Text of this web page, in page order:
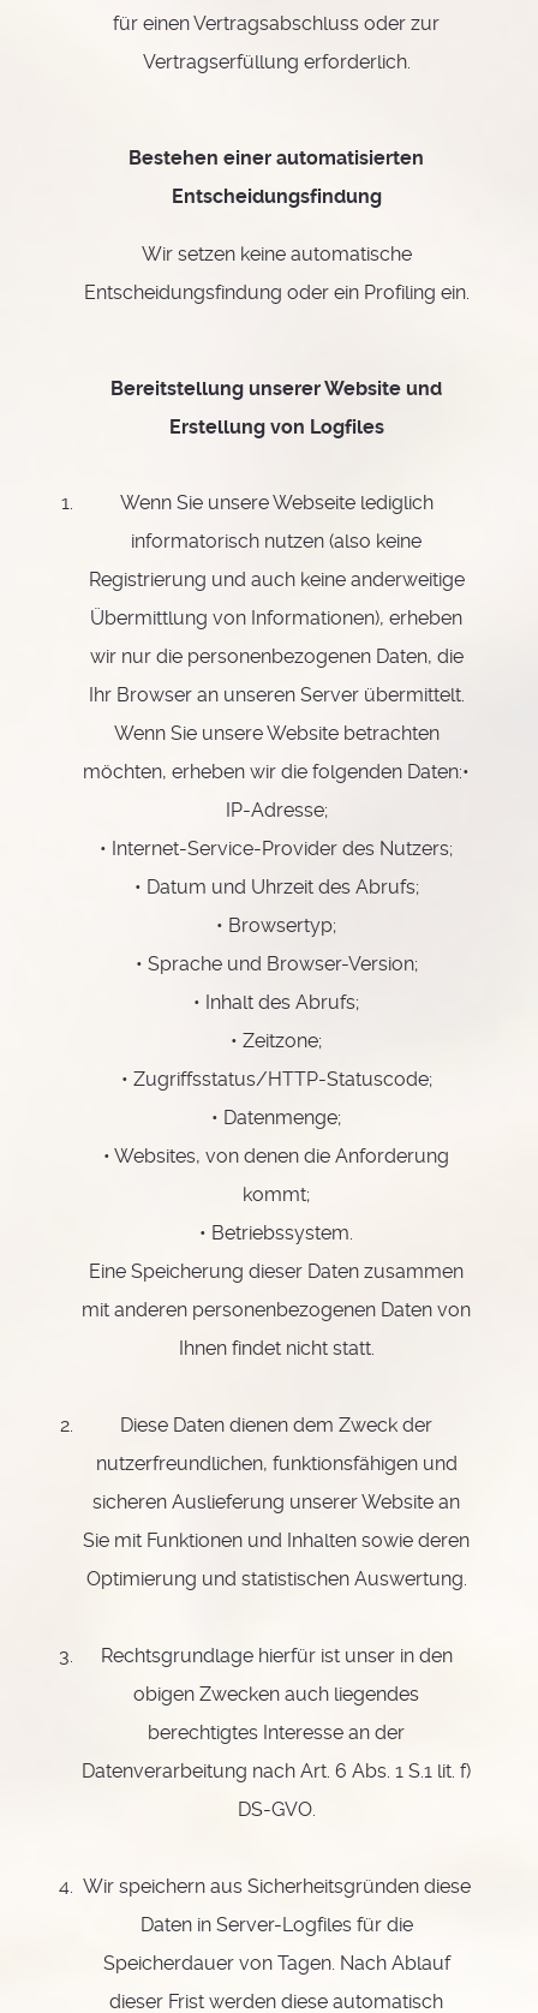
für einen Vertragsabschluss oder zur
Vertragserfüllung erforderlich.
Bestehen einer automatisierten
Entscheidungsfindung
Wir setzen keine automatische
Entscheidungsfindung oder ein Profiling ein.
Bereitstellung unserer Website und
Erstellung von Logfiles
Wenn Sie unsere Webseite lediglich
informatorisch nutzen (also keine
Registrierung und auch keine anderweitige
Übermittlung von Informationen), erheben
wir nur die personenbezogenen Daten, die
Ihr Browser an unseren Server übermittelt.
Wenn Sie unsere Website betrachten
möchten, erheben wir die folgenden Daten:•
IP-Adresse;
• Internet-Service-Provider des Nutzers;
• Datum und Uhrzeit des Abrufs;
• Browsertyp;
• Sprache und Browser-Version;
• Inhalt des Abrufs;
• Zeitzone;
• Zugriffsstatus/HTTP-Statuscode;
• Datenmenge;
• Websites, von denen die Anforderung
kommt;
• Betriebssystem.
Eine Speicherung dieser Daten zusammen
mit anderen personenbezogenen Daten von
Ihnen findet nicht statt.
Diese Daten dienen dem Zweck der
nutzerfreundlichen, funktionsfähigen und
sicheren Auslieferung unserer Website an
Sie mit Funktionen und Inhalten sowie deren
Optimierung und statistischen Auswertung.
Rechtsgrundlage hierfür ist unser in den
obigen Zwecken auch liegendes
berechtigtes Interesse an der
Datenverarbeitung nach Art. 6 Abs. 1 S.1 lit. f)
DS-GVO.
Wir speichern aus Sicherheitsgründen diese
Daten in Server-Logfiles für die
Speicherdauer von Tagen. Nach Ablauf
dieser Frist werden diese automatisch